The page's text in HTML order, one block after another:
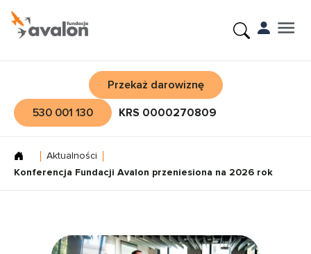
Przekaż darowiznę
530 001 130
KRS 0000270809
Aktualności
Konferencja Fundacji Avalon przeniesiona na 2026 rok